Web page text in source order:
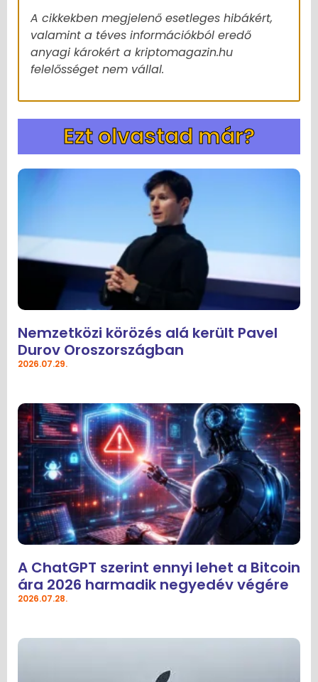
A cikkekben megjelenő esetleges hibákért,
valamint a téves információkból eredő
anyagi károkért a kriptomagazin.hu
felelősséget nem vállal.
Ezt olvastad már?
Nemzetközi körözés alá került Pavel
Durov Oroszországban
2026.07.29.
A ChatGPT szerint ennyi lehet a Bitcoin
ára 2026 harmadik negyedév végére
2026.07.28.